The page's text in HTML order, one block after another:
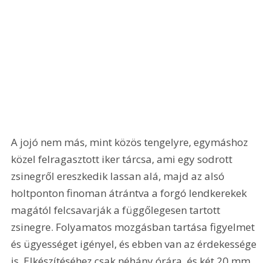
A jojó nem más, mint közös tengelyre, egymáshoz
közel felragasztott iker tárcsa, ami egy sodrott
zsinegről ereszkedik lassan alá, majd az alsó
holtponton finoman átrántva a forgó lendkerekek
magától felcsavarják a függőlegesen tartott
zsinegre. Folyamatos mozgásban tartása figyelmet
és ügyességet igényel, és ebben van az érdekessége